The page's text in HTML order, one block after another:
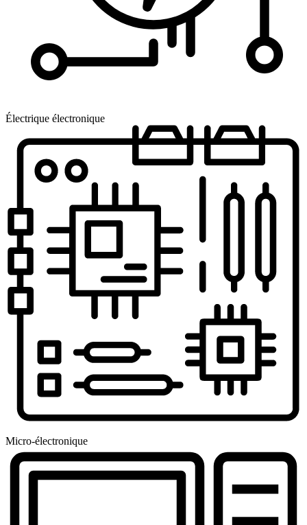
Électrique électronique
Micro-électronique